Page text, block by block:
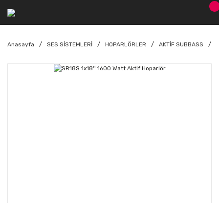
Anasayfa SES SİSTEMLERİ HOPARLÖRLER AKTİF SUBBASS